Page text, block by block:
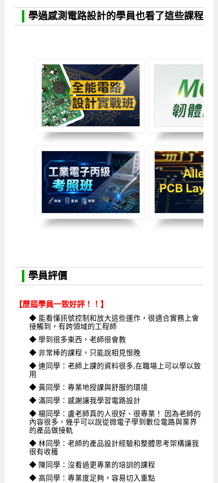
學過感測電路設計的學員也看了這些課程
Image2
Image6
學員評價
【歷屆學員一致好評！！】
◆ 能看懂訊號控制和放大這些運作，很適合實務上會
接觸到，有跨領域的工程師
◆ 學到很多東西，老師很會教
◆ 非常棒的課程，只能說相見恨晚
◆ 連同學：老師上課的資料很多,在職場上可以學以致
用
◆ 黃同學：專業地授課與舒服的環境
◆ 滿同學：感謝讓我學習電路設計
◆ 楊同學：盧老師真的人很好、很專業！ 因為老師的
內容很多，幾乎可以說從微電子學到數位電路與業界
的產品做接軌
◆ 林同學：老師的產品設計經驗和整體思考架構讓我
很有收穫
◆ 陳同學：沒看過更專業的培訓的課程
◆ 高同學：專業度足夠，容易切入重點